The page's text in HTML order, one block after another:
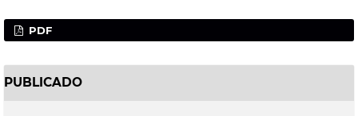
PDF
PUBLICADO